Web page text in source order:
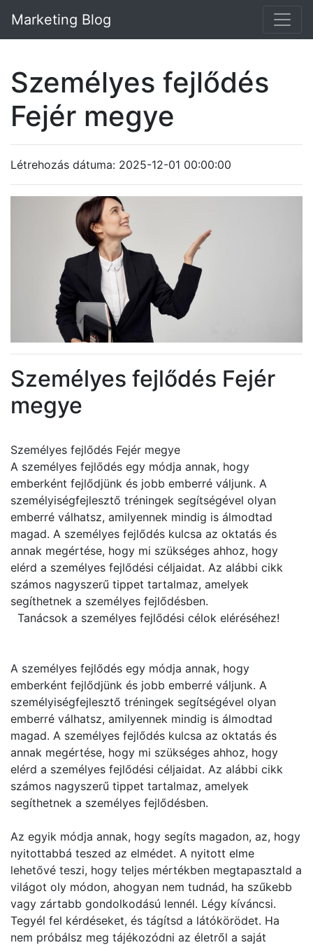
Marketing Blog
Személyes fejlődés
Fejér megye
Létrehozás dátuma: 2025-12-01 00:00:00
Személyes fejlődés Fejér
megye
Személyes fejlődés Fejér megye
A személyes fejlődés egy módja annak, hogy
emberként fejlődjünk és jobb emberré váljunk. A
személyiségfejlesztő tréningek segítségével olyan
emberré válhatsz, amilyennek mindig is álmodtad
magad. A személyes fejlődés kulcsa az oktatás és
annak megértése, hogy mi szükséges ahhoz, hogy
elérd a személyes fejlődési céljaidat. Az alábbi cikk
számos nagyszerű tippet tartalmaz, amelyek
segíthetnek a személyes fejlődésben.
Tanácsok a személyes fejlődési célok eléréséhez!
A személyes fejlődés egy módja annak, hogy
emberként fejlődjünk és jobb emberré váljunk. A
személyiségfejlesztő tréningek segítségével olyan
emberré válhatsz, amilyennek mindig is álmodtad
magad. A személyes fejlődés kulcsa az oktatás és
annak megértése, hogy mi szükséges ahhoz, hogy
elérd a személyes fejlődési céljaidat. Az alábbi cikk
számos nagyszerű tippet tartalmaz, amelyek
segíthetnek a személyes fejlődésben.
Az egyik módja annak, hogy segíts magadon, az, hogy
nyitottabbá teszed az elmédet. A nyitott elme
lehetővé teszi, hogy teljes mértékben megtapasztald a
világot oly módon, ahogyan nem tudnád, ha szűkebb
vagy zártabb gondolkodású lennél. Légy kíváncsi.
Tegyél fel kérdéseket, és tágítsd a látókörödet. Ha
nem próbálsz meg tájékozódni az életről a saját